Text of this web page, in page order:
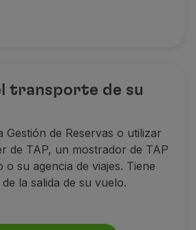
transporte de su
Gestión de Reservas o utilizar
de TAP, un mostrador de TAP
su agencia de viajes. Tiene
la salida de su vuelo.